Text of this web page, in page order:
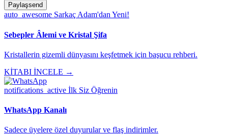
Paylaşsend
auto_awesome Sarkaç Adam'dan Yeni!
Sebepler Âlemi ve Kristal Şifa
Kristallerin gizemli dünyasını keşfetmek için başucu rehberi.
KİTABI İNCELE →
notifications_active İlk Siz Öğrenin
WhatsApp Kanalı
Sadece üyelere özel duyurular ve flaş indirimler.